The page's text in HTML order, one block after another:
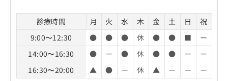
診療時間 月 火 水 木 金 土 日
祝
9:00〜12:30
● ● ● 休 ● ● ■
ー
14:00〜16:30
● ー ● 休 ● ● ー
ー
16:30〜20:00
▲ ● ー 休 ▲ ー ー
ー